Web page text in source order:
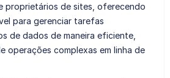
proprietários de sites, oferecendo
para gerenciar tarefas
de dados de maneira eficiente,
operações complexas em linha de